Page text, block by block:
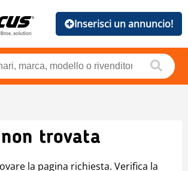
Inserisci un annuncio!
trovata
la pagina richiesta. Verifica la